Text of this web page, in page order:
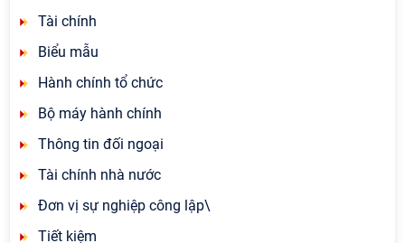
Tài chính
Biểu mẫu
Hành chính tổ chức
Bộ máy hành chính
Thông tin đối ngoại
Tài chính nhà nước
Đơn vị sự nghiệp công lập\
Tiết kiệm